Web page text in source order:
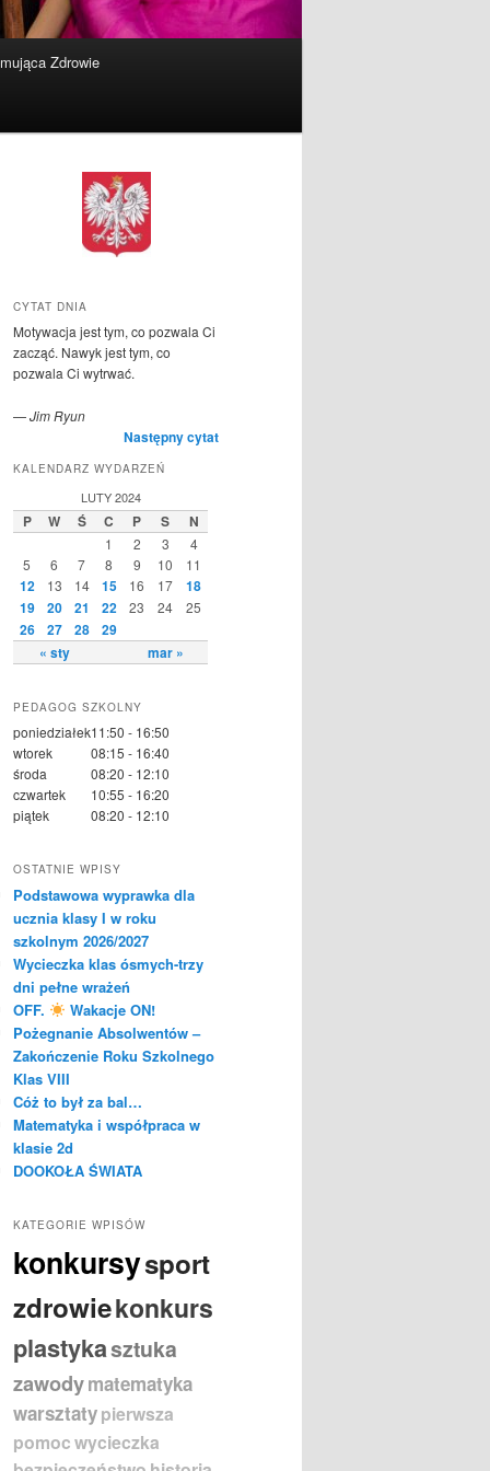
Zdrowie
CYTAT DNIA
Motywacja jest tym, co pozwala Ci
zacząć. Nawyk jest tym, co
pozwala Ci wytrwać.
—Jim Ryun
Następny cytat
KALENDARZ WYDARZEŃ
LUTY 2024
P W Ś C P S N
« sty mar »
1 2 3
4
5
6 7 8 9 10 11
12 13 14 15 16 17
18
19
20 21 22 23 24 25
26 27 28 29
PEDAGOG SZKOLNY
poniedziałek11:50 - 16:50
wtorek
08:15 - 16:40
środa
08:20 - 12:10
czwartek
10:55 - 16:20
piątek
08:20 - 12:10
OSTATNIE WPISY
Podstawowa wyprawka dla
ucznia klasy I w roku
szkolnym 2026/2027
Wycieczka klas ósmych-trzy
dni pełne wrażeń
OFF.
Wakacje ON!
Pożegnanie Absolwentów –
Zakończenie Roku Szkolnego
Klas VIII
Cóż to był za bal…
Matematyka i współpraca w
klasie 2d
DOOKOŁA ŚWIATA
KATEGORIE WPISÓW
konkursysport
zdrowiekonkurs
plastykasztuka
zawodymatematyka
warsztatypierwsza
pomocwycieczka